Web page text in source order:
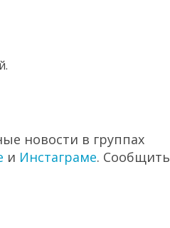
новости в группах
и Инстаграме. Сообщить